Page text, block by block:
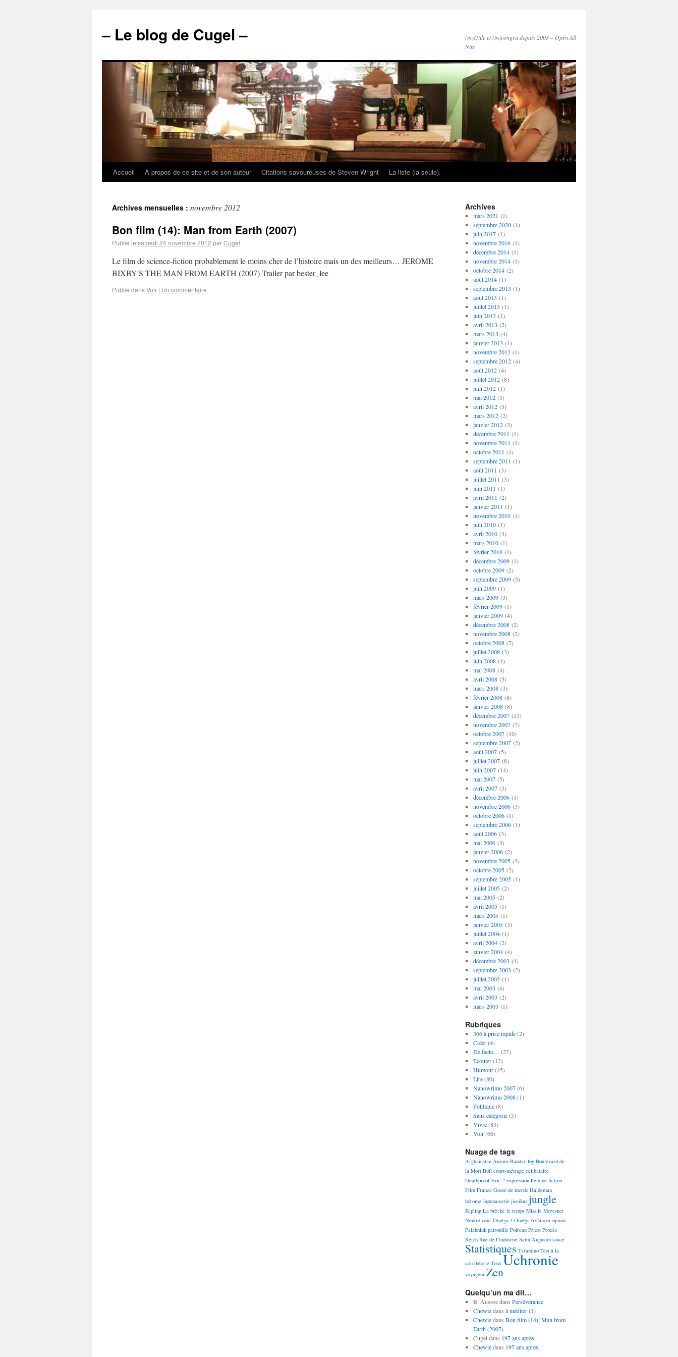
– Le blog de Cugel –
(in)Utile et (in)congru depuis 2003 – Open All
Nite
Accueil A propos de ce site et de son auteur Citations savoureuses de Steven Wright La liste (la seule).
Archives mensuelles : novembre 2012
Bon film (14): Man from Earth (2007)
Publié le samedi 24 novembre 2012 parCugel
Le film de science-fiction probablement le moins cher de l’histoire mais un des meilleurs… JEROME
BIXBY'S THE MAN FROM EARTH (2007) Trailer par bester_lee
Publié dansVoir | Un commentaire
Archives
mars 2021 (1)
septembre 2020(1)
juin 2017(1)
novembre 2016(1)
décembre 2014(1)
novembre 2014(1)
octobre 2014(2)
août 2014(1)
septembre 2013 (1)
août 2013 (1)
juillet 2013 (1)
juin 2013 (1)
avril 2013 (2)
mars 2013 (4)
janvier 2013 (1)
novembre 2012(1)
septembre 2012(4)
août 2012(4)
juillet 2012(8)
juin 2012(1)
mai 2012(3)
avril 2012(3)
mars 2012(2)
janvier 2012(3)
décembre 2011 (1)
novembre 2011 (1)
octobre 2011 (1)
septembre 2011 (1)
août 2011 (3)
juillet 2011 (3)
juin 2011 (1)
avril 2011 (2)
janvier 2011 (1)
novembre 2010(1)
juin 2010(1)
avril 2010(3)
mars 2010(1)
février 2010(1)
décembre 2009(1)
octobre 2009(2)
septembre 2009(5)
juin 2009(1)
mars 2009(3)
février 2009(1)
janvier 2009(4)
décembre 2008(2)
novembre 2008(2)
octobre 2008(7)
juillet 2008(3)
juin 2008(4)
mai 2008(4)
avril 2008(5)
mars 2008(3)
février 2008(8)
janvier 2008(8)
décembre 2007(13)
novembre 2007(7)
octobre 2007(10)
septembre 2007(2)
août 2007(5)
juillet 2007(8)
juin 2007(14)
mai 2007(5)
avril 2007(3)
décembre 2006(1)
novembre 2006(3)
octobre 2006(1)
septembre 2006(1)
août 2006(3)
mai 2006(3)
janvier 2006(2)
novembre 2005(3)
octobre 2005(2)
septembre 2005(1)
juillet 2005(2)
mai 2005(2)
avril 2005(1)
mars 2005(1)
janvier 2005(3)
juillet 2004(1)
avril 2004(2)
janvier 2004(4)
décembre 2003 (4)
septembre 2003 (2)
juillet 2003 (1)
mai 2003 (6)
avril 2003 (2)
mars 2003 (1)
Rubriques
366 à prise rapide(2)
Créer(4)
De facto… (27)
Ecouter(12)
Humour(45)
Lire(80)
Nanowrimo 2007(6)
Nanowrimo 2008(1)
Politique(8)
Sans catégorie(5)
Vivre(83)
Voir(66)
Nuage de tags
Afghanistan Aurore Bandar-log Boulevard de
la Mort Bull court-métrage célibataire
Deathproof Eric ? expression Femme fiction
Film France Gosse de merde Haldeman
héroïne Japonaiserie jiseikus jungle
Kipling La brèche le temps Missile Moresnet
Neutre oeuf Oméga 3 Oméga 6 Cancer opium
Palahniuk patrouille Poireau Priest Procès
Reich Rue de l'Industrie Saint Augustin sauce
Statistiques Tarantino Test à la
con théorie Toux Uchronie
voyageur Zen
Quelqu’un ma dit…
B. Ausoredans Persévérance
Chewiedans à méditer (1)
Chewiedans Bon film (14): Man from
Earth (2007)
Cugeldans 197 ans après
Chewiedans 197 ans après